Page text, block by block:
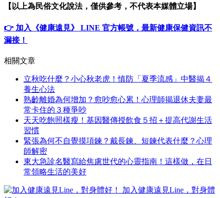
【以上為民俗文化說法，僅供參考，不代表本媒體立場】
👉 加入《健康遠見》 LINE 官方帳號，最新健康保健資訊不
漏接！
相關文章
立秋吃什麼？小心秋老虎！慎防「夏季流感」中醫揭４
養生心法
熟齡離婚為何增加？愈吵愈心累！心理師揭退休夫妻最
常卡住的３種爭吵
天天吃飽照樣瘦！基因醫傳授飲食５招＋提高代謝生活
習慣
緊張為何不自覺摸項鍊？戴長鍊、短鍊代表什麼？心理
師解密
東大急診名醫寫給焦慮世代的心靈指南！這樣做，在日
常領略生活的美好
加入健康遠見Line，對身體